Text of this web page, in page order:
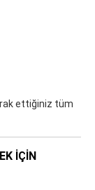
ettiğiniz tüm
IÇIN